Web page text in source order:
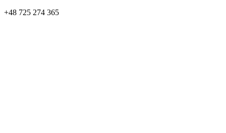
+48 725 274 365